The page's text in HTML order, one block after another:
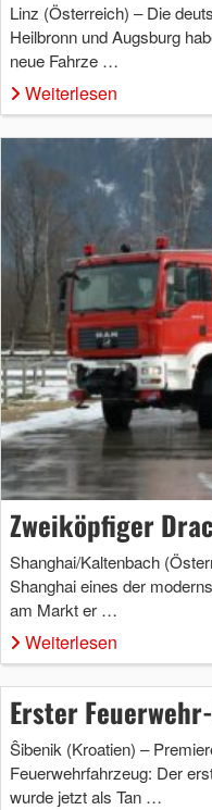
Linz (Österreich) – Die
Heilbronn und Augsburg
neue Fahrze …
Weiterlesen
Zweiköpfiger
Shanghai/Kaltenbach
Shanghai eines der
am Markt er …
Weiterlesen
Erster
Ŝibenik (Kroatien) –
Feuerwehrfahrzeug: Der
wurde jetzt als Tan …